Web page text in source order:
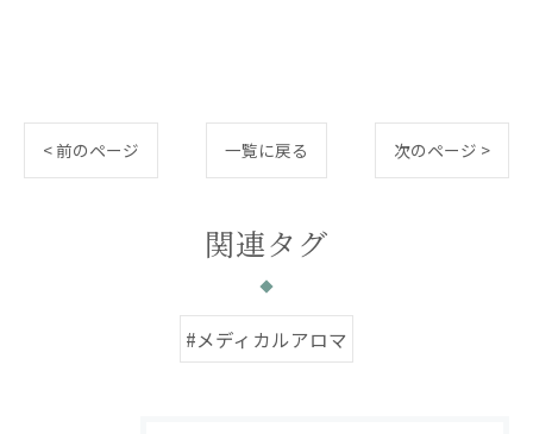
< 前のページ 一覧に戻る 次のページ >
関連タグ
#メディカルアロマ